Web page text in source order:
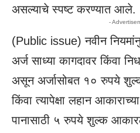
असल्याचे स्पष्ट करण्यात आले.
-
(Public issue) नवीन
अर्ज साध्या कागदावर किंवा
असून अर्जासोबत १० रुपये
किंवा त्यापेक्षा लहान
पानासाठी ५ रुपये शुल्क